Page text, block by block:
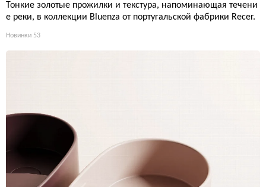
Тонкие золотые прожилки и текстура, напоминающая течени
е реки, в коллекции Bluenza от португальской фабрики Recer.
Новинки 53